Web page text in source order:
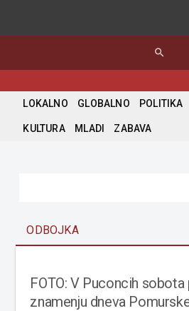
search
LOKALNO GLOBALNO POLITIKA
KULTURA MLADI ZABAVA
ODBOJKA
FOTO: V Puconcih
znamenju dneva